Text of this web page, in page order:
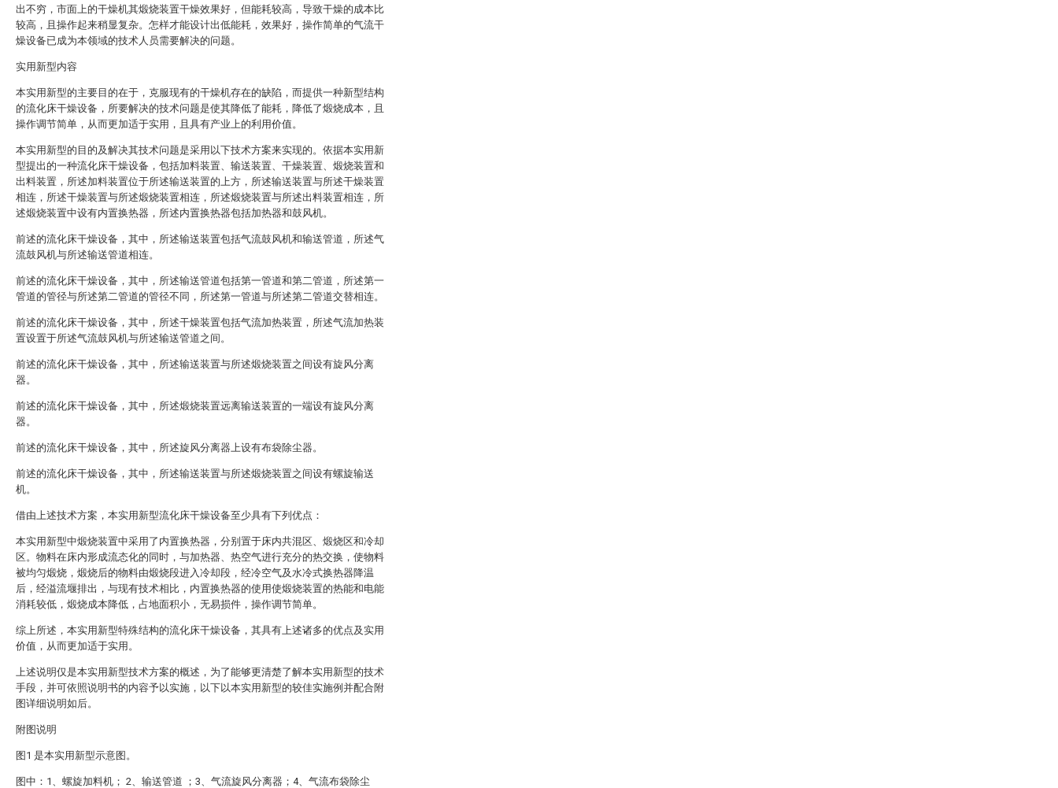
出不穷，市面上的干燥机其煅烧装置干燥效果好，但能耗较高，导致干燥的成本比
较高，且操作起来稍显复杂。怎样才能设计出低能耗，效果好，操作简单的气流干
燥设备已成为本领域的技术人员需要解决的问题。
实用新型内容
本实用新型的主要目的在于，克服现有的干燥机存在的缺陷，而提供一种新型结构
的流化床干燥设备，所要解决的技术问题是使其降低了能耗，降低了煅烧成本，且
操作调节简单，从而更加适于实用，且具有产业上的利用价值。
本实用新型的目的及解决其技术问题是采用以下技术方案来实现的。依据本实用新
型提出的一种流化床干燥设备，包括加料装置、输送装置、干燥装置、煅烧装置和
出料装置，所述加料装置位于所述输送装置的上方，所述输送装置与所述干燥装置
相连，所述干燥装置与所述煅烧装置相连，所述煅烧装置与所述出料装置相连，所
述煅烧装置中设有内置换热器，所述内置换热器包括加热器和鼓风机。
前述的流化床干燥设备，其中，所述输送装置包括气流鼓风机和输送管道，所述气
流鼓风机与所述输送管道相连。
前述的流化床干燥设备，其中，所述输送管道包括第一管道和第二管道，所述第一
管道的管径与所述第二管道的管径不同，所述第一管道与所述第二管道交替相连。
前述的流化床干燥设备，其中，所述干燥装置包括气流加热装置，所述气流加热装
置设置于所述气流鼓风机与所述输送管道之间。
前述的流化床干燥设备，其中，所述输送装置与所述煅烧装置之间设有旋风分离
器。
前述的流化床干燥设备，其中，所述煅烧装置远离输送装置的一端设有旋风分离
器。
前述的流化床干燥设备，其中，所述旋风分离器上设有布袋除尘器。
前述的流化床干燥设备，其中，所述输送装置与所述煅烧装置之间设有螺旋输送
机。
借由上述技术方案，本实用新型流化床干燥设备至少具有下列优点：
本实用新型中煅烧装置中采用了内置换热器，分别置于床内共混区、煅烧区和冷却
区。物料在床内形成流态化的同时，与加热器、热空气进行充分的热交换，使物料
被均匀煅烧，煅烧后的物料由煅烧段进入冷却段，经冷空气及水冷式换热器降温
后，经溢流堰排出，与现有技术相比，内置换热器的使用使煅烧装置的热能和电能
消耗较低，煅烧成本降低，占地面积小，无易损件，操作调节简单。
综上所述，本实用新型特殊结构的流化床干燥设备，其具有上述诸多的优点及实用
价值，从而更加适于实用。
上述说明仅是本实用新型技术方案的概述，为了能够更清楚了解本实用新型的技术
手段，并可依照说明书的内容予以实施，以下以本实用新型的较佳实施例并配合附
图详细说明如后。
附图说明
图1 是本实用新型示意图。
图中：1、螺旋加料机； 2、输送管道 ；3、气流旋风分离器；4、气流布袋除尘